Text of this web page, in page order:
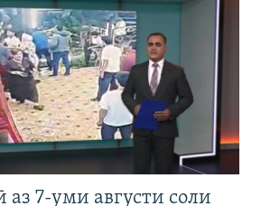
7-уми августи соли